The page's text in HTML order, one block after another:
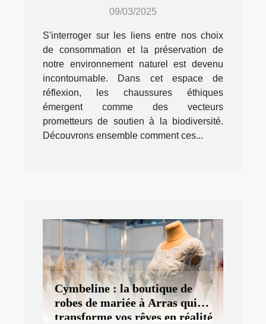
09/03/2025
S'interroger sur les liens entre nos choix
de consommation et la préservation de
notre environnement naturel est devenu
incontournable. Dans cet espace de
réflexion, les chaussures éthiques
émergent comme des vecteurs
prometteurs de soutien à la biodiversité.
Découvrons ensemble comment ces...
Cymbeline : la boutique de
robes de mariée à Arras qui
transforme vos rêves en réalité